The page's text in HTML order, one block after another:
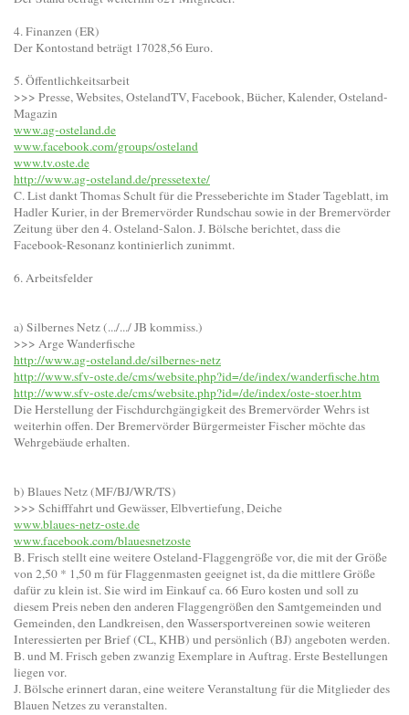
4. Finanzen (ER)
Der Kontostand beträgt 17028,56 Euro.
5. Öffentlichkeitsarbeit
>>> Presse, Websites, OstelandTV, Facebook, Bücher, Kalender, Osteland-
Magazin
www.ag-osteland.de
www.facebook.com/groups/osteland
www.tv.oste.de
http://www.ag-osteland.de/pressetexte/
C. List dankt Thomas Schult für die Presseberichte im Stader Tageblatt, im
Hadler Kurier, in der Bremervörder Rundschau sowie in der Bremervörder
Zeitung über den 4. Osteland-Salon. J. Bölsche berichtet, dass die
Facebook-Resonanz kontinierlich zunimmt.
6. Arbeitsfelder
a) Silbernes Netz (.../.../ JB kommiss.)
>>> Arge Wanderfische
http://www.ag-osteland.de/silbernes-netz
http://www.sfv-oste.de/cms/website.php?id=/de/index/wanderfische.htm
http://www.sfv-oste.de/cms/website.php?id=/de/index/oste-stoer.htm
Die Herstellung der Fischdurchgängigkeit des Bremervörder Wehrs ist
weiterhin offen. Der Bremervörder Bürgermeister Fischer möchte das
Wehrgebäude erhalten.
b) Blaues Netz (MF/BJ/WR/TS)
>>> Schifffahrt und Gewässer, Elbvertiefung, Deiche
www.blaues-netz-oste.de
www.facebook.com/blauesnetzoste
B. Frisch stellt eine weitere Osteland-Flaggengröße vor, die mit der Größe
von 2,50 * 1,50 m für Flaggenmasten geeignet ist, da die mittlere Größe
dafür zu klein ist. Sie wird im Einkauf ca. 66 Euro kosten und soll zu
diesem Preis neben den anderen Flaggengrößen den Samtgemeinden und
Gemeinden, den Landkreisen, den Wassersportvereinen sowie weiteren
Interessierten per Brief (CL, KHB) und persönlich (BJ) angeboten werden.
B. und M. Frisch geben zwanzig Exemplare in Auftrag. Erste Bestellungen
liegen vor.
J. Bölsche erinnert daran, eine weitere Veranstaltung für die Mitglieder des
Blauen Netzes zu veranstalten.